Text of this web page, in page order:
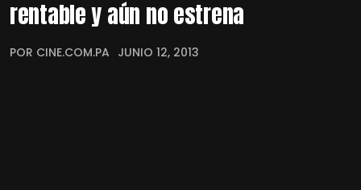
rentable y aún no estrena
POR CINE.COM.PA JUNIO 12, 2013